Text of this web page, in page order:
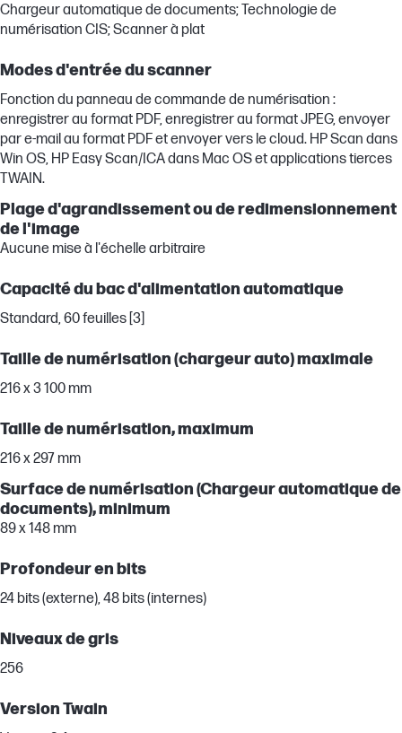
Chargeur automatique de documents; Technologie de
numérisation CIS; Scanner à plat
Modes d'entrée du scanner
Fonction du panneau de commande de numérisation :
enregistrer au format PDF, enregistrer au format JPEG, envoyer
par e-mail au format PDF et envoyer vers le cloud. HP Scan dans
Win OS, HP Easy Scan/ICA dans Mac OS et applications tierces
TWAIN.
Plage d'agrandissement ou de redimensionnement
de l'image
Aucune mise à l'échelle arbitraire
Capacité du bac d'alimentation automatique
Standard, 60 feuilles [3]
Taille de numérisation (chargeur auto) maximale
216 x 3 100 mm
Taille de numérisation, maximum
216 x 297 mm
Surface de numérisation (Chargeur automatique de
documents), minimum
89 x 148 mm
Profondeur en bits
24 bits (externe), 48 bits (internes)
Niveaux de gris
256
Version Twain